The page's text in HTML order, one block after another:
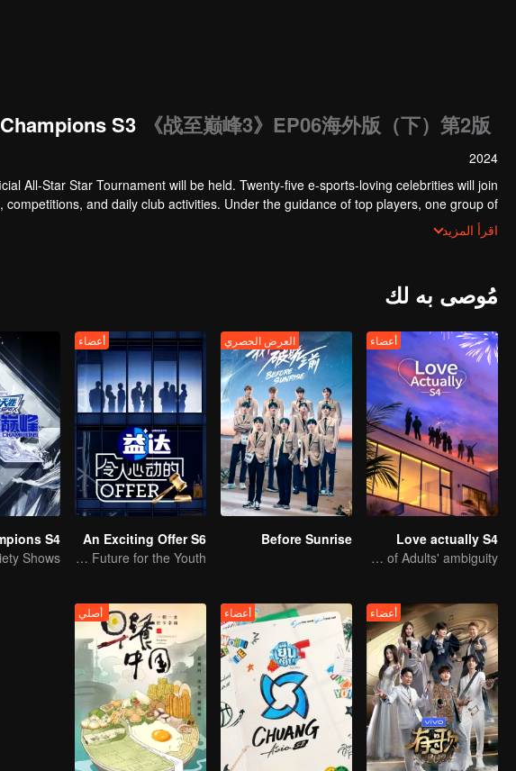
S3 《战至巅峰3》EP06海外版（下）第2版
2024
All-Star Star Tournament will be held. Twenty-five e-sports-loving celebrities will join
and daily club activities. Under the guidance of top players, one group of
celebrities will win the championship in the first-ever All-Star Star Tournament.
اقرأ المزيد
مُوصى به لك
أعضاء
Love actually S4
High-end Match of Adults' ambiguity
العرض الحصري
Before Sunrise
أعضاء
An Exciting Offer S6
Bright Future for the Youth
أعضاء أعضاء أصلي